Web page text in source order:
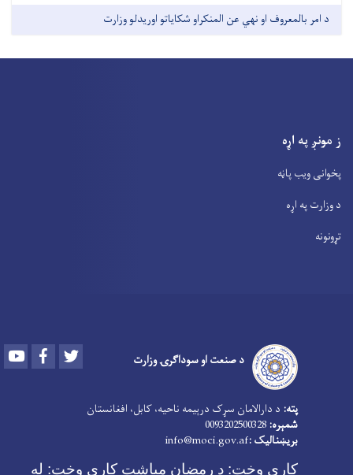
د امر بالمعروف او نهي عن المنکراو شکایاتو اوریدلو وزارت
ز مونږ په اړه
پخوانی ویب پاڼه
د وزارت په اړه
تړونونه
د صنعت او سوداګرۍ وزارت Youtube Facebook
پته: د دارالامان سړک درېیمه ناحیه، کابل، افغانستان
شمېره:
بریښنالیک :info@moci.gov.af
کاري وخت: د رمضان میاشت کاري وخت: له